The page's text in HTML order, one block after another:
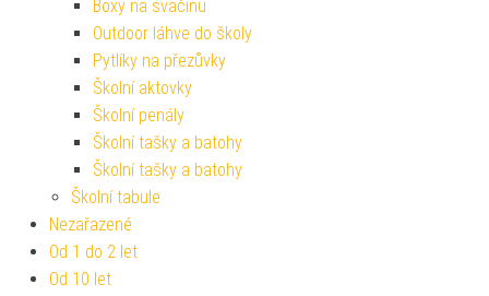
Boxy na svačinu
Outdoor láhve do školy
Pytlíky na přezůvky
Školní aktovky
Školní penály
Školní tašky a batohy
Školní tašky a batohy
Školní tabule
Nezařazené
Od 1 do 2 let
Od 10 let